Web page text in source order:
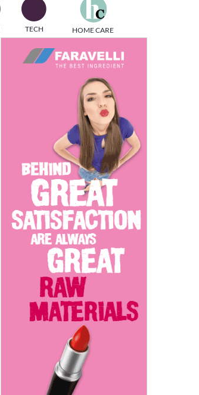
TECH HOME CARE